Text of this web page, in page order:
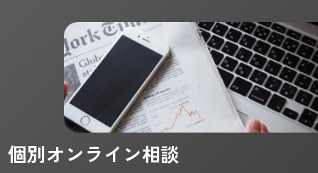
個別オンライン相談